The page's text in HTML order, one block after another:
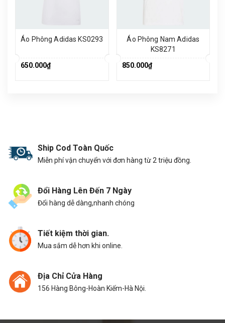
Áo Phông Adidas KS0293
650.000₫
Áo Phông Nam Adidas
KS8271
850.000₫
Ship Cod Toàn Quốc
Miễn phí vận chuyển với đơn hàng từ 2 triệu đồng.
Đổi Hàng Lên Đến 7 Ngày
Đổi hàng dễ dàng,nhanh chóng
Tiết kiệm thời gian.
Mua sắm dễ hơn khi online.
Địa Chỉ Cửa Hàng
156 Hàng Bông-Hoàn Kiếm-Hà Nội.